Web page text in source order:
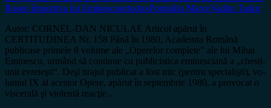
Rosen împotriva lui EminescuortodoxPompiliu MarceVadim Tudor
Autor: CORNEL-DAN NICULAE Articol apărut în
CERTITUDINEA Nr. 158 Până în 1980, Academia Română
publicase primele 8 vo­­­­lu­me ale „Operelor complete” ale lui Mihai
Eminescu, ur­mând să con­­ti­nue cu pu­bli­­cistica eminesciană a „ches­ti­
u­nii evre­­­ieşti“. Deşi tirajul publicat a fost mic (pentru speci­a­lişti), vo­
lu­mul IX al acestor Opere, apărut în sep­tem­brie 1980, a pro­vo­cat o
vis­ce­ra­lă şi vio­len­tă reacţie…